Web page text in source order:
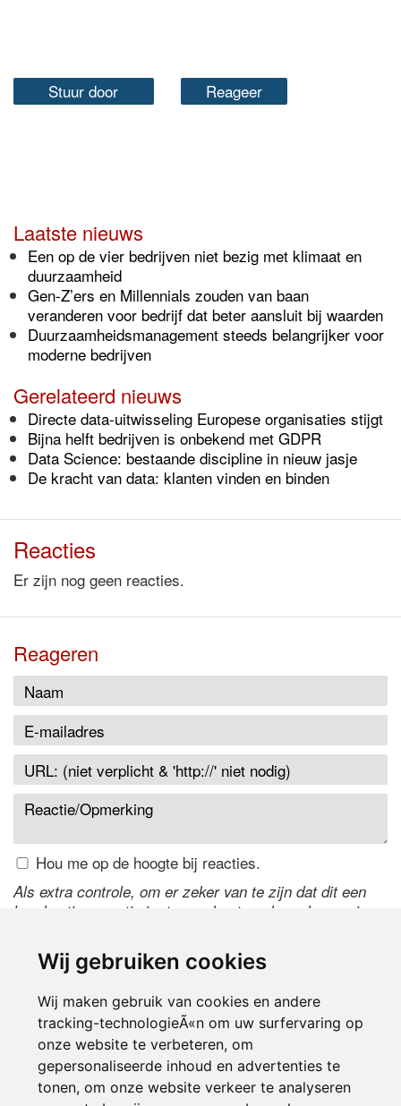
Wij gebruiken cookies
Wij maken gebruik van cookies en andere
tracking-technologieÃ«n om uw surfervaring op
onze website te verbeteren, om
gepersonaliseerde inhoud en advertenties te
tonen, om onze website verkeer te analyseren
Stuur door Reageer
Laatste nieuws
Een op de vier bedrijven niet bezig met klimaat en
duurzaamheid
Gen-Z’ers en Millennials zouden van baan
veranderen voor bedrijf dat beter aansluit bij waarden
Duurzaamheidsmanagement steeds belangrijker voor
moderne bedrijven
Gerelateerd nieuws
Directe data-uitwisseling Europese organisaties stijgt
Bijna helft bedrijven is onbekend met GDPR
Data Science: bestaande discipline in nieuw jasje
De kracht van data: klanten vinden en binden
Reacties
Er zijn nog geen reacties.
Reageren
Hou me op de hoogte bij reacties.
Als extra controle, om er zeker van te zijn dat dit een
handmatige reactie is, typ onderstaande code over in
de code te wijzigen.